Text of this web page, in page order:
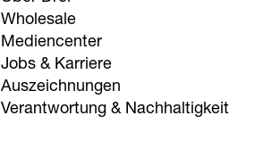
Wholesale
Mediencenter
Jobs & Karriere
Auszeichnungen
Verantwortung & Nachhaltigkeit